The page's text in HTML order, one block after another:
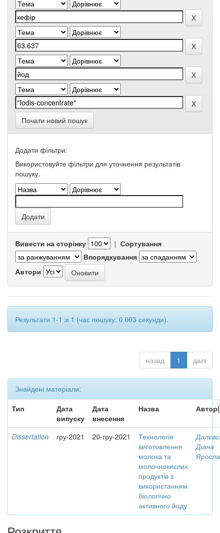
Почати новий пошук
Додати фільтри:
Використовуйте фільтри для уточнення результатів
пошуку.
Вивести на сторінку | Сортування
Впорядкування
Автори
Результати 1-1 зі 1 (час пошуку: 0.003 секунди).
назад 1 далі
Знайдені матеріали:
Тип
Дата
випуску
Дата
внесення
Назва
Dissertation гру-2021 20-гру-2021
Технологія
виготовлення
молока та
молочнокислих
продуктів з
використанням
біологічно
активного йоду
Діана